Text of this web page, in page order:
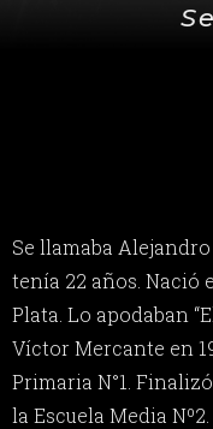
Se llamaba
tenía 22 años. Nació
Plata. Lo apodaban
Víctor Mercante en
Primaria N°1.
la Escuela Media